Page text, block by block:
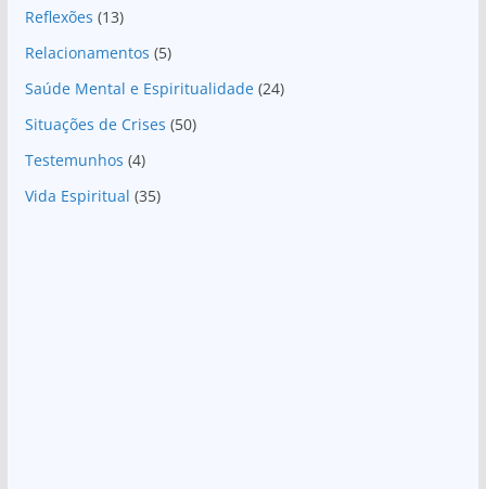
Reflexões (13)
Relacionamentos (5)
Saúde Mental e Espiritualidade(24)
Situações de Crises (50)
Testemunhos (4)
Vida Espiritual (35)